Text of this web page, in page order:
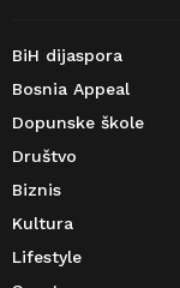
BiH dijaspora
Bosnia Appeal
Dopunske škole
Društvo
Biznis
Kultura
Lifestyle